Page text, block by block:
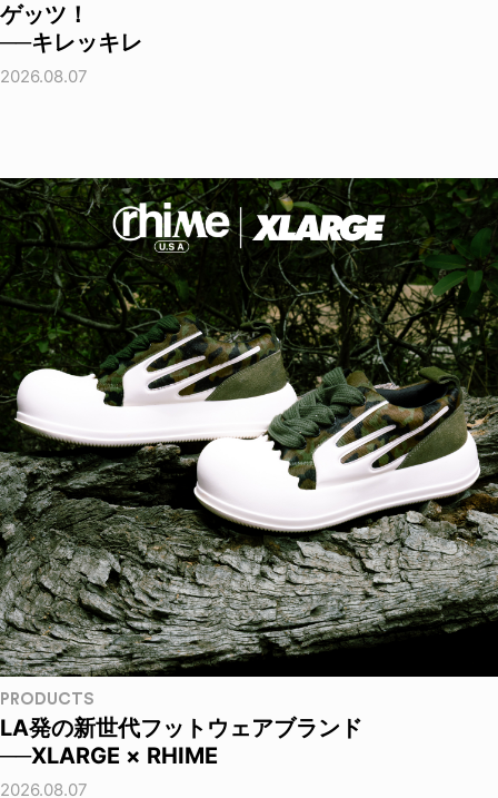
ゲッツ！
──キレッキレ
2026.08.07
PRODUCTS
LA発の新世代フットウェアブランド
──XLARGE × RHIME
2026.08.07